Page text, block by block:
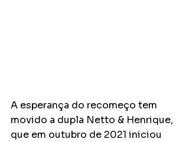
A esperança do recomeço tem
movido a dupla Netto & Henrique,
que em outubro de 2021 iniciou